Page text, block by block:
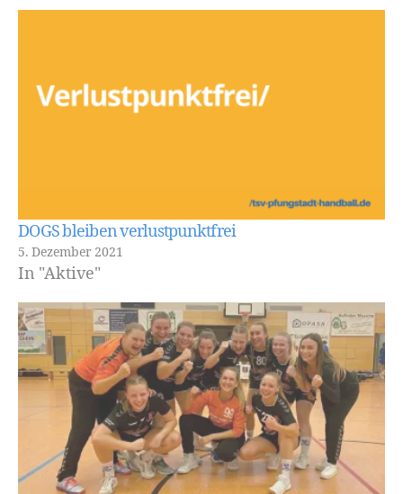
DOGS bleiben verlustpunktfrei
5. Dezember 2021
In "Aktive"